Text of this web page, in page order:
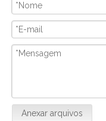
Anexar arquivos